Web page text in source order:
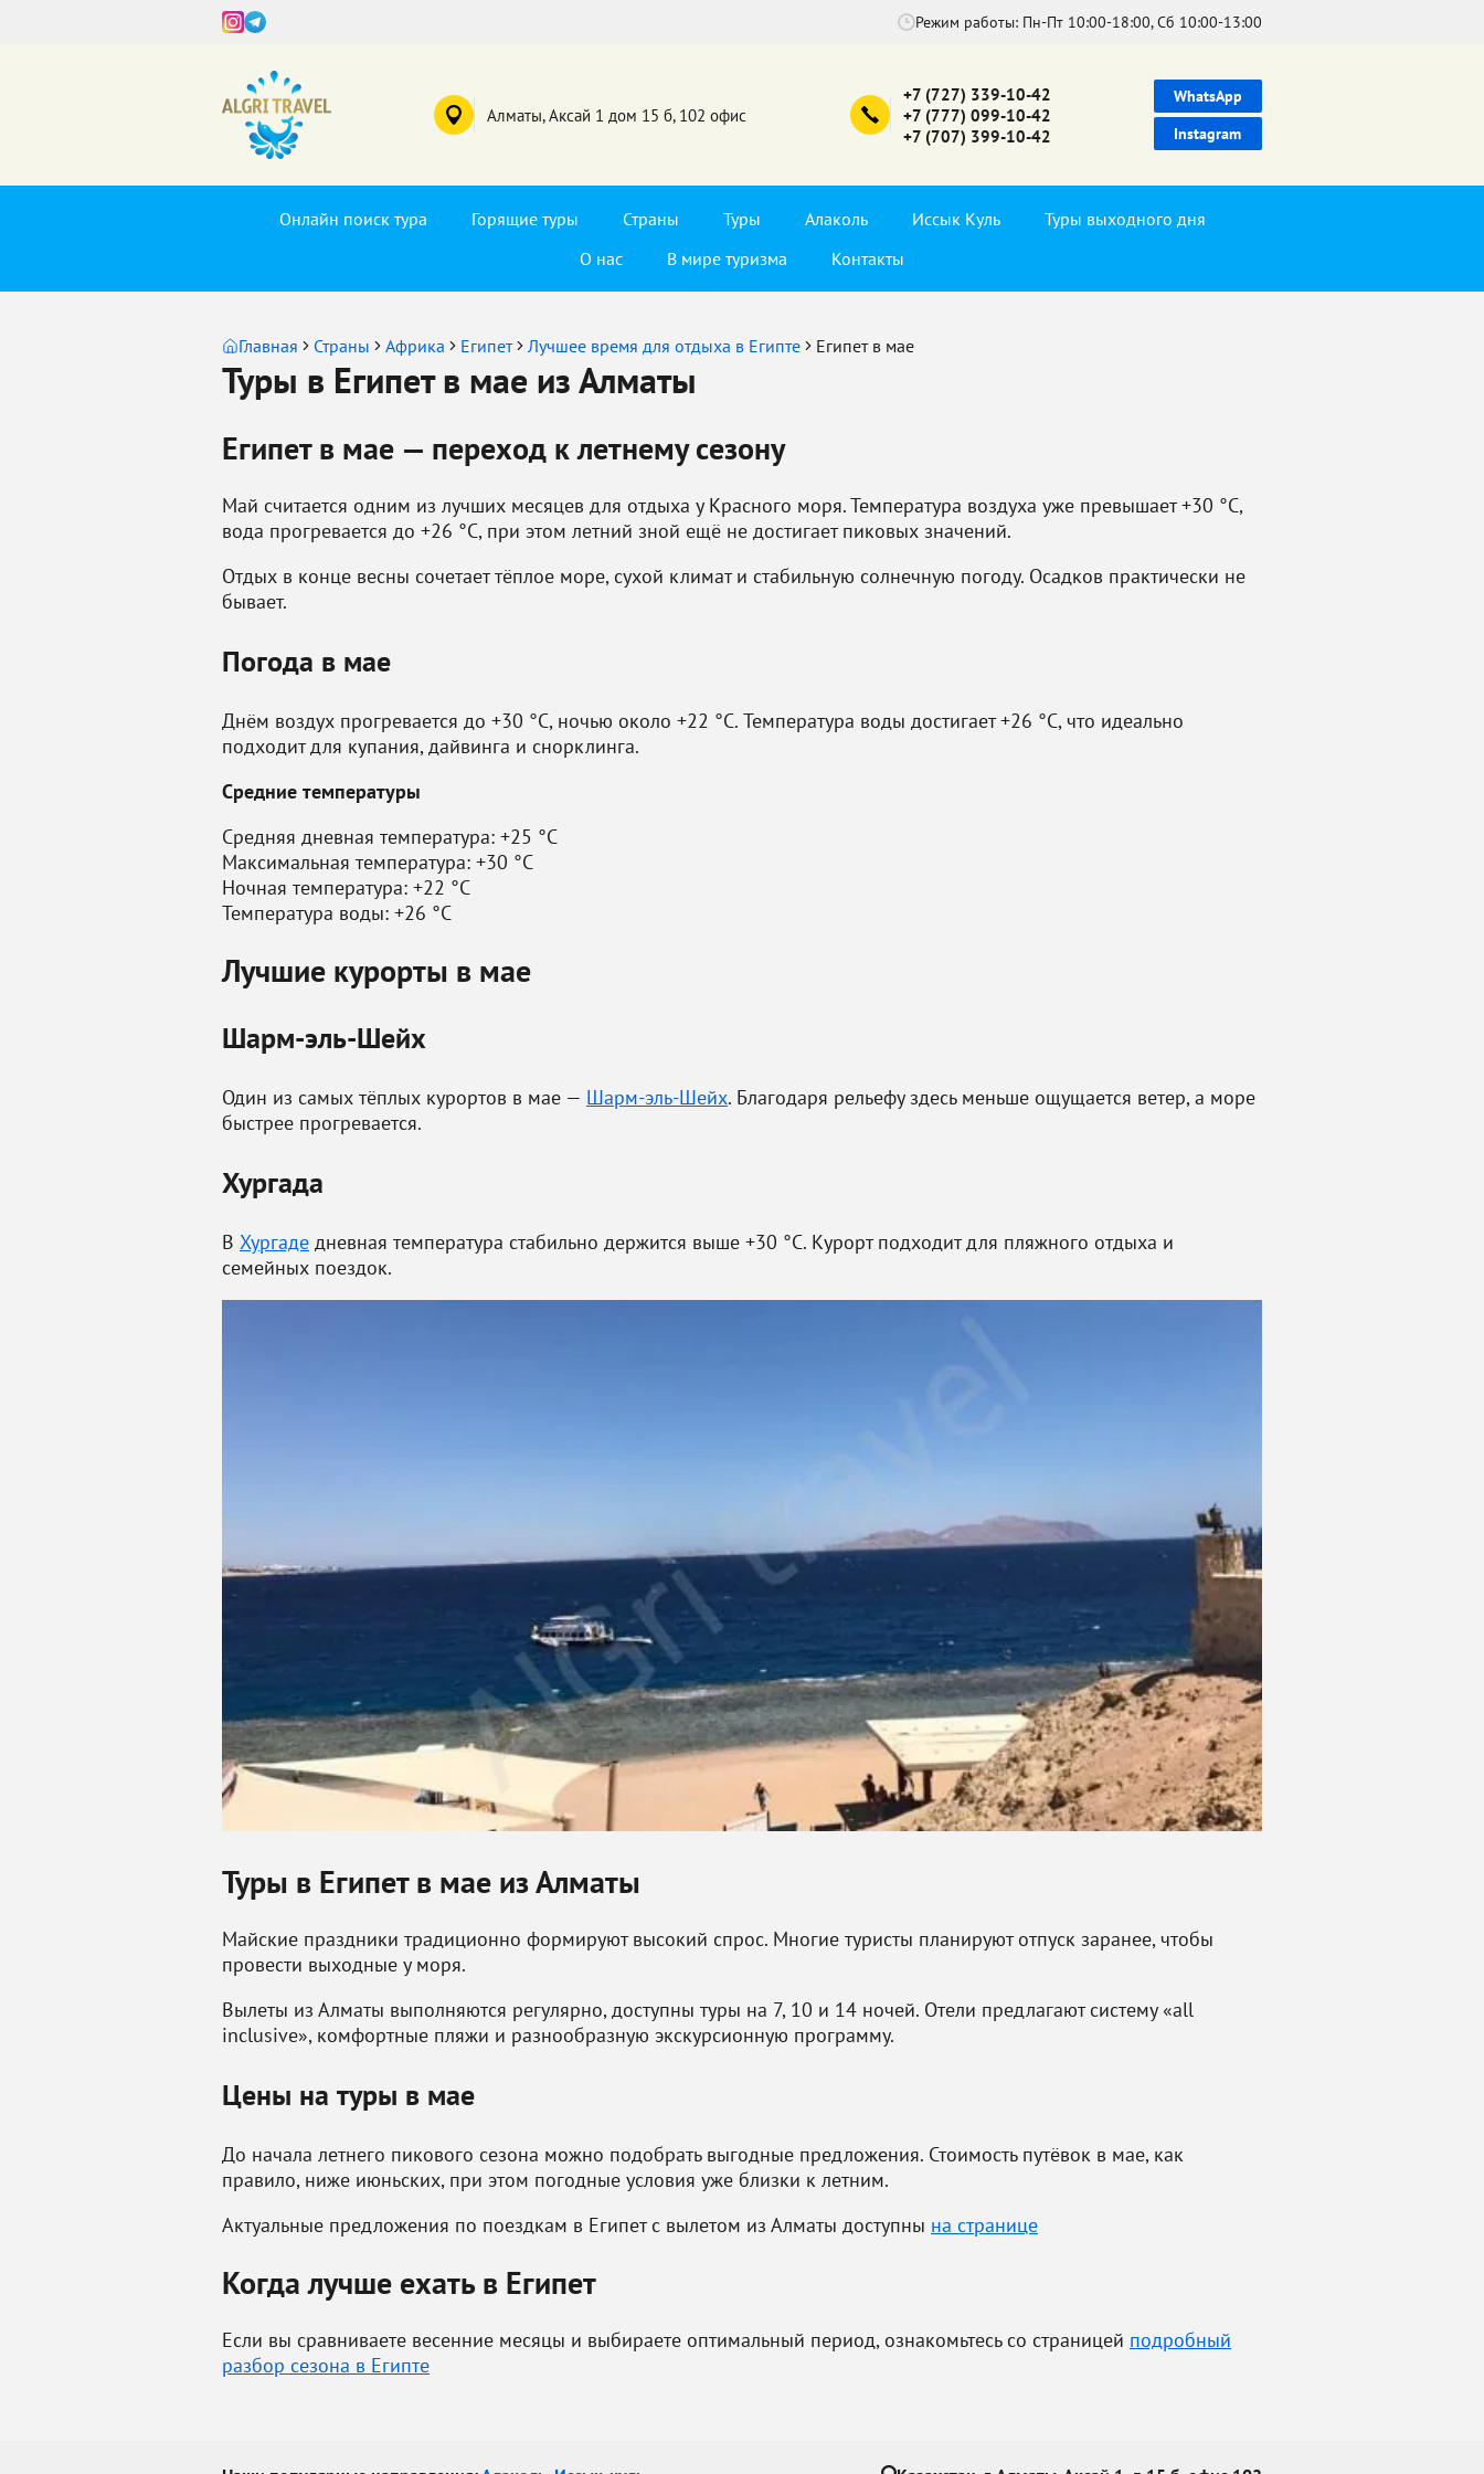
Режим работы: Пн-Пт 10:00-18:00, Сб 10:00-13:00
Алматы, Аксай 1 дом 15 б, 102 офис
+7 (727) 339-10-42
+7 (777) 099-10-42
+7 (707) 399-10-42
WhatsApp
Instagram
Онлайн поиск тура Горящие туры Страны Туры Алаколь Иссык Куль
Туры выходного дня
О нас
В мире туризма Контакты
Главная Страны Африка Египет Лучшее время для отдыха в Египте Египет в мае
Туры в Египет в мае из Алматы
Египет в мае — переход к летнему сезону
Май считается одним из лучших месяцев для отдыха у Красного моря. Температура воздуха уже превышает +30 °C,
вода прогревается до +26 °C, при этом летний зной ещё не достигает пиковых значений.
Отдых в конце весны сочетает тёплое море, сухой климат и стабильную солнечную погоду. Осадков практически не
бывает.
Погода в мае
Днём воздух прогревается до +30 °C, ночью около +22 °C. Температура воды достигает +26 °C, что идеально
подходит для купания, дайвинга и снорклинга.
Средние температуры
Средняя дневная температура: +25 °C
Максимальная температура: +30 °C
Ночная температура: +22 °C
Температура воды: +26 °C
Лучшие курорты в мае
Шарм-эль-Шейх
Один из самых тёплых курортов в мае — Шарм-эль-Шейх. Благодаря рельефу здесь меньше ощущается ветер, а море
быстрее прогревается.
Хургада
В Хургаде дневная температура стабильно держится выше +30 °C. Курорт подходит для пляжного отдыха и
семейных поездок.
Туры в Египет в мае из Алматы
Майские праздники традиционно формируют высокий спрос. Многие туристы планируют отпуск заранее, чтобы
провести выходные у моря.
Вылеты из Алматы выполняются регулярно, доступны туры на 7, 10 и 14 ночей. Отели предлагают систему «all
inclusive», комфортные пляжи и разнообразную экскурсионную программу.
Цены на туры в мае
До начала летнего пикового сезона можно подобрать выгодные предложения. Стоимость путёвок в мае, как
правило, ниже июньских, при этом погодные условия уже близки к летним.
Актуальные предложения по поездкам в Египет с вылетом из Алматы доступны на странице
Когда лучше ехать в Египет
Если вы сравниваете весенние месяцы и выбираете оптимальный период, ознакомьтесь со страницей подробный
разбор сезона в Египте